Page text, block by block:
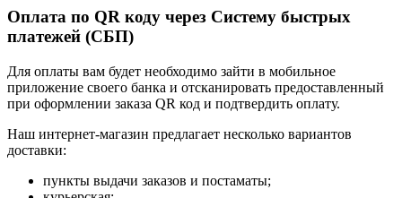
Оплата по QR коду через Систему быстрых
платежей (СБП)
Для оплаты вам будет необходимо зайти в мобильное
приложение своего банка и отсканировать предоставленный
при оформлении заказа QR код и подтвердить оплату.
Наш интернет-магазин предлагает несколько вариантов
доставки:
пункты выдачи заказов и постаматы;